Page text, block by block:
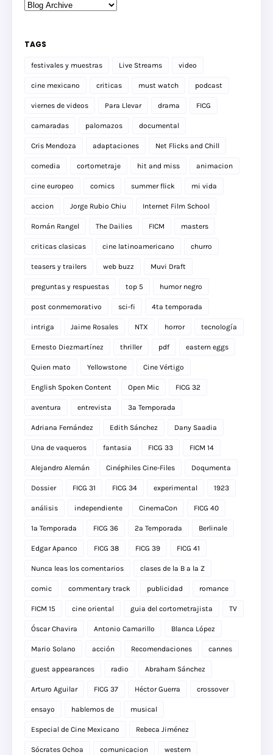
TAGS
festivales y muestras Live Streams video
cine mexicano criticas must watch podcast
viernes de videos Para Llevar drama FICG
camaradas palomazos documental
Cris Mendoza adaptaciones Net Flicks and Chill
comedia cortometraje hit and miss animacion
cine europeo comics summer flick mi vida
accion Jorge Rubio Chiu Internet Film School
Román Rangel The Dailies FICM masters
criticas clasicas cine latinoamericano churro
teasers y trailers web buzz Muvi Draft
preguntas y respuestas top 5 humor negro
post conmemorativo sci-fi 4ta temporada
intriga Jaime Rosales NTX horror tecnología
Ernesto Diezmartínez thriller pdf eastern eggs
Quien mato Yellowstone Cine Vértigo
English Spoken Content Open Mic FICG 32
aventura entrevista 3a Temporada
Adriana Fernández Edith Sánchez Dany Saadia
Una de vaqueros fantasia FICG 33 FICM 14
Alejandro Alemán Cinéphiles Cine-Files Doqumenta
Dossier FICG 31 FICG 34 experimental 1923
análisis independiente CinemaCon FICG 40
1a Temporada FICG 36 2a Temporada Berlinale
Edgar Apanco FICG 38 FICG 39 FICG 41
Nunca leas los comentarios clases de la B a la Z
comic commentary track publicidad romance
FICM 15 cine oriental guia del cortometrajista TV
Óscar Chavira Antonio Camarillo Blanca López
Mario Solano acción Recomendaciones cannes
guest appearances radio Abraham Sánchez
Arturo Aguilar FICG 37 Héctor Guerra crossover
ensayo hablemos de musical
Especial de Cine Mexicano Rebeca Jiménez
Sócrates Ochoa comunicacion western